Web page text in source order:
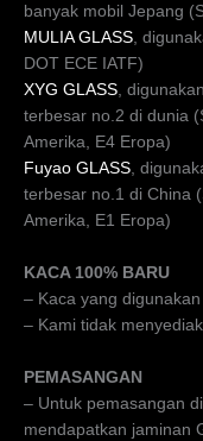
banyak mobil Jepang
MULIA GLASS,
DOT ECE IATF)
XYG GLASS,
terbesar no.2 di dunia
Amerika, E4 Eropa)
Fuyao GLASS,
terbesar no.1 di China
Amerika, E1 Eropa)
KACA 100% BARU
– Kaca yang
– Kami tidak
PEMASANGAN
– Untuk pemasangan
mendapatkan jaminan